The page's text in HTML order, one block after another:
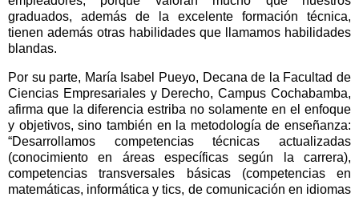
graduados, además de la excelente formación técnica,
tienen además otras habilidades que llamamos habilidades
blandas.
Por su parte, María Isabel Pueyo, Decana de la Facultad de
Ciencias Empresariales y Derecho, Campus Cochabamba,
afirma que la diferencia estriba no solamente en el enfoque
y objetivos, sino también en la metodología de enseñanza:
“Desarrollamos competencias técnicas actualizadas
(conocimiento en áreas específicas según la carrera),
competencias transversales básicas (competencias en
matemáticas, informática y tics, de comunicación en idiomas